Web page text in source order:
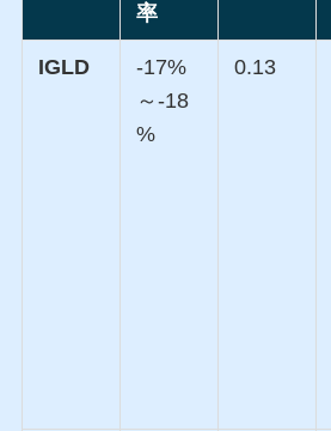
率
IGLD
-17%
～-18
%
0.13